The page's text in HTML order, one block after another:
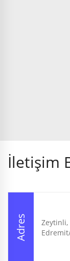
İletişim
Adres
Zeytinli,